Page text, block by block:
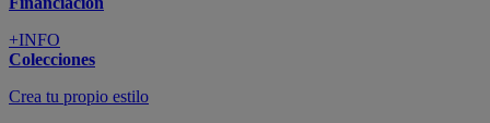
+INFO
Colecciones
Crea tu propio estilo